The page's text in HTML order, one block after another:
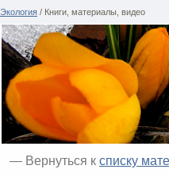
Экология / Книги, материалы, видео
— Вернуться к списку